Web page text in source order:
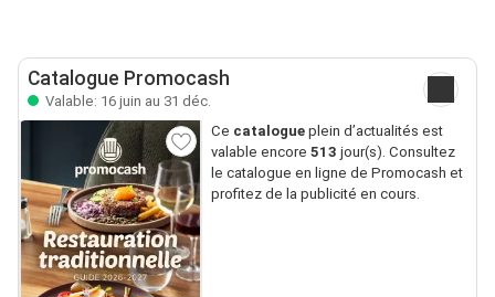
Catalogue Promocash
Valable: 16 juin au 31 déc.
Ce catalogueplein d’actualités est
valable encore 513 jour(s). Consultez
le catalogue en ligne de Promocash et
profitez de la publicité en cours.